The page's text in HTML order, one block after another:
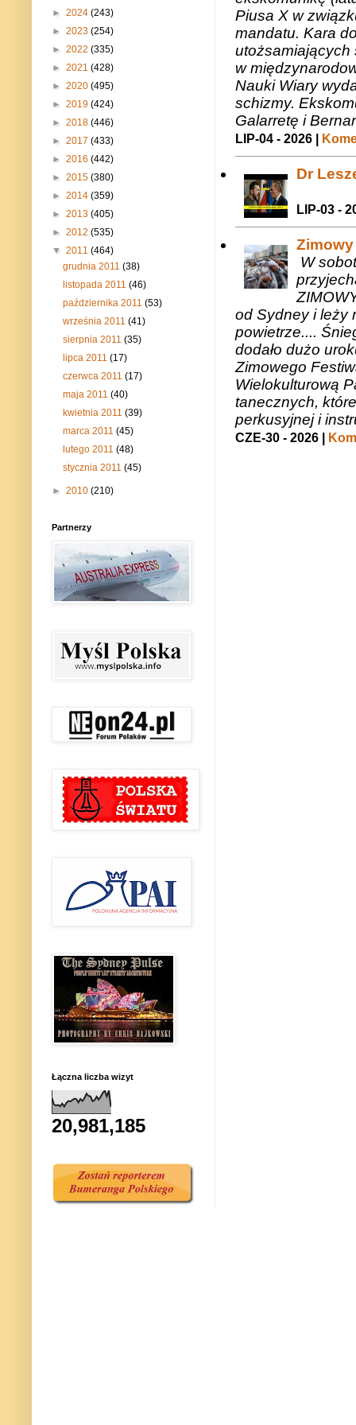
Piusa X w
mandatu. Kara
utożsamiających
w
Nauki Wiary
schizmy.
Galarretę i
LIP-04 - 2026 |
Dr
LIP-03 -
W
od Sydney i leży
powietrze....
dodało dużo
Zimowego
Wielokulturową
tanecznych,
perkusyjnej i
CZE-30 - 2026 |
► 2024 (243)
► 2023 (254)
► 2022 (335)
► 2021 (428)
► 2020 (495)
► 2019 (424)
► 2018 (446)
► 2017 (433)
► 2016 (442)
► 2015 (380)
► 2014 (359)
► 2013 (405)
► 2012 (535)
▼ 2011 (464)
grudnia 2011(38)
listopada 2011(46)
października 2011(53)
września 2011(41)
sierpnia 2011(35)
lipca 2011(17)
czerwca 2011(17)
maja 2011(40)
kwietnia 2011(39)
marca 2011(45)
lutego 2011(48)
stycznia 2011(45)
► 2010 (210)
Partnerzy
Łączna liczba wizyt
20,981,185